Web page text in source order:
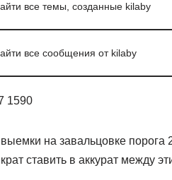
все темы, созданные kilaby
все сообщения от kilaby
1590
на завальцовке
ставить в аккурат между